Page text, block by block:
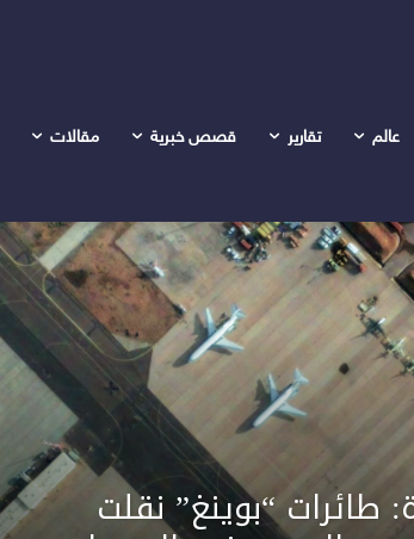
عالم تقارير قصص خبرية مقالات
طائرات “بوينغ” نقلت